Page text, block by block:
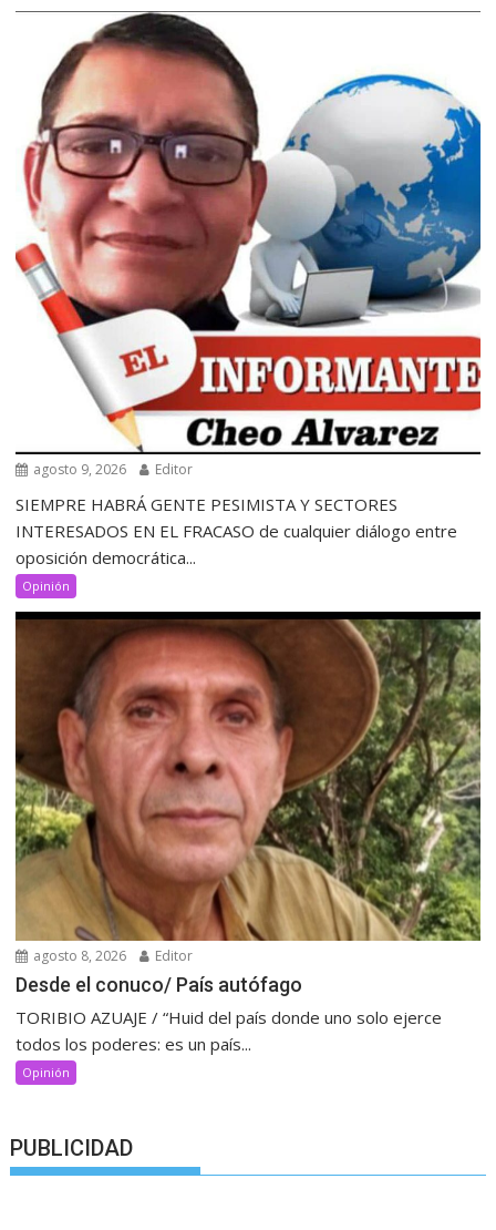
agosto 9, 2026 Editor
SIEMPRE HABRÁ GENTE PESIMISTA Y SECTORES
INTERESADOS EN EL FRACASO de cualquier diálogo entre
oposición democrática...
Opinión
agosto 8, 2026 Editor
Desde el conuco/ País autófago
TORIBIO AZUAJE / “Huid del país donde uno solo ejerce
todos los poderes: es un país...
Opinión
PUBLICIDAD